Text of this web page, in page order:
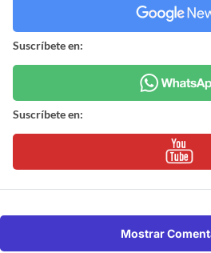
Suscríbete en:
Suscríbete en:
Mostrar